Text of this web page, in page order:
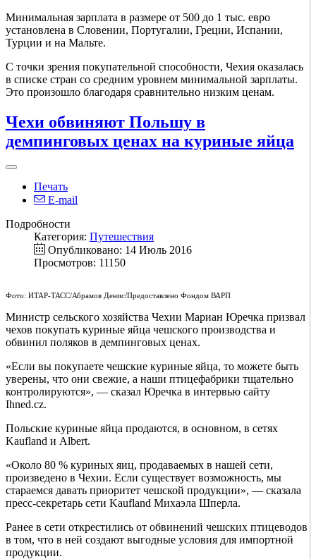
Минимальная зарплата в размере от 500 до 1 тыс. евро
установлена в Словении, Португалии, Греции, Испании,
Турции и на Мальте.
С точки зрения покупательной способности, Чехия оказалась
в списке стран со средним уровнем минимальной зарплаты.
Это произошло благодаря сравнительно низким ценам.
Чехи обвиняют Польшу в
демпинговых ценах на куриные яйца
Печать
E-mail
Подробности
Категория: Путешествия
Опубликовано: 14 Июль 2016
Просмотров: 11150
Фото: ИТАР-ТАСС/Абрамов Денис/Предоставлено Фондом ВАРП
Министр сельского хозяйства Чехии Мариан Юречка призвал
чехов покупать куриные яйца чешского производства и
обвинил поляков в демпинговых ценах.
«Если вы покупаете чешские куриные яйца, то можете быть
уверены, что они свежие, а наши птицефабрики тщательно
контролируются», — сказал Юречка в интервью сайту
Ihned.cz.
Польские куриные яйца продаются, в основном, в сетях
Kaufland и Albert.
«Около 80 % куриных яиц, продаваемых в нашей сети,
произведено в Чехии. Если существует возможность, мы
стараемся давать приоритет чешской продукции», — сказала
пресс-секретарь сети Kaufland Михаэла Шперла.
Ранее в сети открестились от обвинений чешских птицеводов
в том, что в ней создают выгодные условия для импортной
продукции.